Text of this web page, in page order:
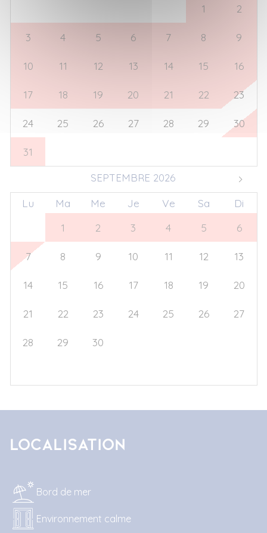
1 2
3 4 5 6 7 8 9
10 11 12 13 14 15 16
17 18 19 20 21 22 23
24 25 26 27 28 29 30
31
SEPTEMBRE 2026
Lu Ma Me Je Ve Sa
Di
1 2 3 4 5 6
7 8 9 10 11 12 13
14 15 16 17 18 19 20
21 22 23 24 25 26 27
28 29 30
Localisation
Bord de mer
Environnement calme